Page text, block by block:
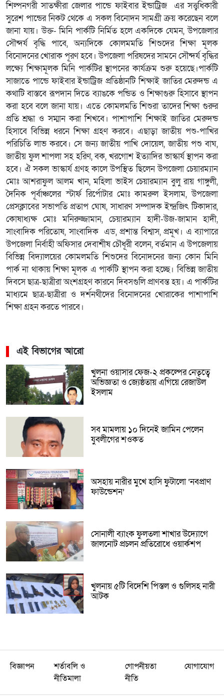
শিল্পনগরী সাতক্ষীরা জেলার পান্ডে ফাইবার ইন্ডাট্রিজ এর সত্ত্বধিকারী
সুরেশ পান্ডের নিকট থেকে এ সকল বিনোদন সামগ্রী ক্রয় করেছেন বলে
জানা যায়। উক্ত- মিনি পার্কটি নির্মিত হলে একদিকে যেমন, উপজেলার
সৌন্দর্য বৃদ্ধি পাবে, অন্যদিকে কোলমমতি শিশুদের শিক্ষা মূলক
বিনোদনের খোরাক পূরণ হবে। উপজেলা পরিষদের সামনে সৌন্দর্য বৃদ্ধির
লক্ষ্যে শিক্ষামূলক মিনি পার্কটির স্থাপনের কার্যক্রম শুরু হয়েছে।পার্কটি
সাজাতে পান্ডে ফাইবার ইন্ডাট্রিজ প্রতিষ্ঠানটি শিক্ষাই জাতির মেরুদন্ড এ
কথাটি বাস্তবে রূপদান দিতে ব্যাঙকে পন্ডিত ও শিক্ষাগুরু হিসাবে স্থাপন
করা হবে বলে জানা যায়। এতে কোমলমতি শিশুরা তাদের শিক্ষা গুরুর
প্রতি শ্রদ্ধা ও সম্মান করা শিখবে। পাশাপাশি শিক্ষাই জাতির মেরুদন্ড
হিসাবে বিভিন্ন ধরনে শিক্ষা গ্রহণ করবে। এছাড়া জাতীয় পশু-পাখির
পরিচিতি লাভ করবে। সে জন্য জাতীয় পাখি দোয়েল, জাতীয় পশু বাঘ,
জাতীয় ফুল শাপলা সহ হরিণ, বক, খরগোশ ইত্যাদির ভাস্কার্য স্থাপন করা
হবে। ঐ সকল ভাস্কার্য গ্রণহ কালে উপস্থিত ছিলেন উপজেলা চেয়ারম্যান
মোঃ আশরাফুল আলম খান, মহিলা ভাইস চেয়ারম্যান বুলু রায় গাঙ্গুলী,
দৈনিক পূর্বাঞ্চলের স্টার্ফ রির্পোটার মোঃ কামরুল ইসলাম, উপজেলা
প্রেসক্লাবের সভাপতি প্রতাপ ঘোষ, সাধারণ সম্পাদক ইন্দ্রজিৎ টিকাদার,
কোষাধ্যক্ষ মোঃ মনিরুজ্জামান, চেয়ারম্যান হাদী-উজ-জামান হাদী,
সাংবাদিক পরিতোষ, সাংবাদিক এড, প্রশান্ত বিশ্বাস, প্রমূখ। এ ব্যাপারে
উপজেলা নির্বাহী অফিসার দেবাশীষ চৌধূরী বলেন, বর্তমান এ উপজেলায়
বিভিন্ন বিদ্যালয়ের কোমলমতি শিশুদের বিনোদনের জন্য কোন মিনি
পার্ক না থাকায় শিক্ষা মূলক এ পার্কটি স্থাপন করা হচ্ছে। বিভিন্ন জাতীয়
দিবসে ছাত্র-ছাত্রীরা অংশগ্রহণ কারনে দিবসগুলি প্রাণবন্ত হয়। এ পার্কটির
মাধ্যমে ছাত্র-ছাত্রীরা ও দর্শনথীদের বিনোদনের খোরাকের পাশাপাশি
শিক্ষা গ্রহন করতে পারবে।
এই বিভাগের আরো
খুলনা ওয়াসার ফেজ-২ প্রকল্পের নেতৃত্বে
অভিজ্ঞতা ও জ্যেষ্ঠতায় এগিয়ে রেজাউল
ইসলাম
সব মামলায় ১০ দিনেই জামিন পেলেন
যুবলীগের শওকত
অসহায় নারীর মুখে হাসি ফুটালো ‘নবপ্রাণ
ফাউন্ডেশন’
সোনালী ব্যাংক ফুলতলা শাখার উদ্যোগে
জালনোট প্রচলন প্রতিরোধে ওয়ার্কশপ
খুলনায় ৫টি বিদেশি পিস্তল ও গুলিসহ নারী
আটক
বিজ্ঞাপন
শর্তাবলি ও
নীতিমালা
গোপনীয়তা
নীতি
যোগাযোগ